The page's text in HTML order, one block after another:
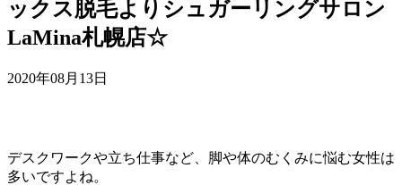
ックス脱毛よりシュガーリングサロン
LaMina札幌店☆
2020年08月13日
デスクワークや立ち仕事など、脚や体のむくみに悩む女性は
多いですよね。